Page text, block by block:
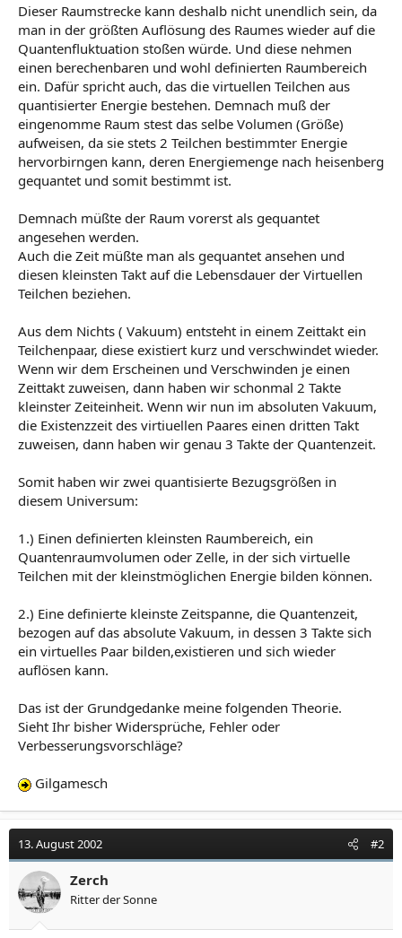
Dieser Raumstrecke kann deshalb nicht unendlich sein, da
man in der größten Auflösung des Raumes wieder auf die
Quantenfluktuation stoßen würde. Und diese nehmen
einen berechenbaren und wohl definierten Raumbereich
ein. Dafür spricht auch, das die virtuellen Teilchen aus
quantisierter Energie bestehen. Demnach muß der
eingenomme Raum stest das selbe Volumen (Größe)
aufweisen, da sie stets 2 Teilchen bestimmter Energie
hervorbirngen kann, deren Energiemenge nach heisenberg
gequantet und somit bestimmt ist.
Demnach müßte der Raum vorerst als gequantet
angesehen werden.
Auch die Zeit müßte man als gequantet ansehen und
diesen kleinsten Takt auf die Lebensdauer der Virtuellen
Teilchen beziehen.
Aus dem Nichts ( Vakuum) entsteht in einem Zeittakt ein
Teilchenpaar, diese existiert kurz und verschwindet wieder.
Wenn wir dem Erscheinen und Verschwinden je einen
Zeittakt zuweisen, dann haben wir schonmal 2 Takte
kleinster Zeiteinheit. Wenn wir nun im absoluten Vakuum,
die Existenzzeit des virtiuellen Paares einen dritten Takt
zuweisen, dann haben wir genau 3 Takte der Quantenzeit.
Somit haben wir zwei quantisierte Bezugsgrößen in
diesem Universum:
1.) Einen definierten kleinsten Raumbereich, ein
Quantenraumvolumen oder Zelle, in der sich virtuelle
Teilchen mit der kleinstmöglichen Energie bilden können.
2.) Eine definierte kleinste Zeitspanne, die Quantenzeit,
bezogen auf das absolute Vakuum, in dessen 3 Takte sich
ein virtuelles Paar bilden,existieren und sich wieder
auflösen kann.
Das ist der Grundgedanke meine folgenden Theorie.
Sieht Ihr bisher Widersprüche, Fehler oder
Verbesserungsvorschläge?
Gilgamesch
13. August 2002 #2
Zerch
Ritter der Sonne